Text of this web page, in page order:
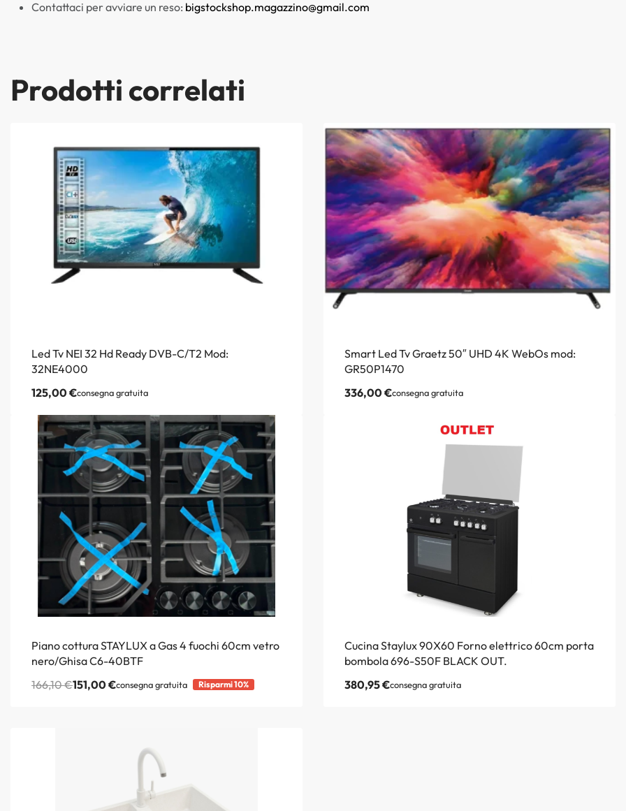
Contattaci per avviare un reso: bigstockshop.magazzino@gmail.com
Prodotti correlati
Led Tv NEI 32 Hd Ready DVB-C/T2 Mod:
32NE4000
125,00€consegna gratuita
Smart Led Tv Graetz 50″ UHD 4K WebOs mod:
GR50P1470
336,00€consegna gratuita
Piano cottura STAYLUX a Gas 4 fuochi 60cm vetro
nero/Ghisa C6-40BTF
166,10€151,00€consegna gratuita Risparmi 10%
Cucina Staylux 90X60 Forno elettrico 60cm porta
bombola 696-S50F BLACK OUT.
380,95€consegna gratuita